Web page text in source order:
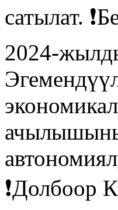
сатылат.
2024-
❗️Долбоор